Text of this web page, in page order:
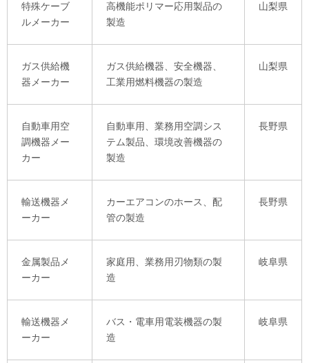
特殊ケーブ
ルメーカー
高機能ポリマー応用製品の
製造
山梨県
ガス供給機
器メーカー
ガス供給機器、安全機器、
工業用燃料機器の製造
山梨県
自動車用空
調機器メー
カー
自動車用、業務用空調シス
テム製品、環境改善機器の
製造
長野県
輸送機器メ
ーカー
カーエアコンのホース、配
管の製造
長野県
金属製品メ
ーカー
家庭用、業務用刃物類の製
造
岐阜県
輸送機器メ
ーカー
バス・電車用電装機器の製
造
岐阜県